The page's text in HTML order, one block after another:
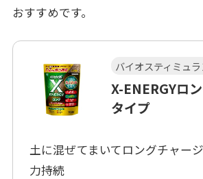
おすすめです。
バイオスティミュラ
X-ENERGYロ
タイプ
土に混ぜてまいてロングチャー
力持続